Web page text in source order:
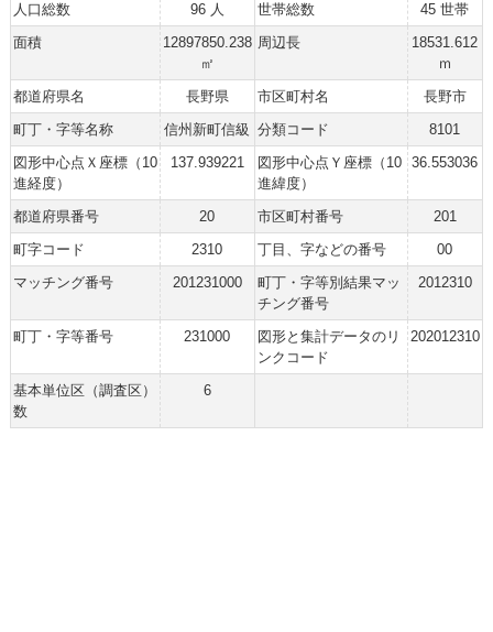
人口総数
96 人 世帯総数
45 世帯
面積
12897850.238
㎡
周辺長
18531.612
ｍ
都道府県名
長野県 市区町村名
長野市
町丁・字等名称
信州新町信級 分類コード
8101
図形中心点Ｘ座標（10
進経度）
137.939221
図形中心点Ｙ座標（10
進緯度）
36.553036
都道府県番号 20 市区町村番号
201
町字コード
2310 丁目、字などの番号
00
マッチング番号
201231000
町丁・字等別結果マッ
チング番号
2012310
町丁・字等番号 231000
図形と集計データのリ
ンクコード
202012310
基本単位区（調査区）
数
6